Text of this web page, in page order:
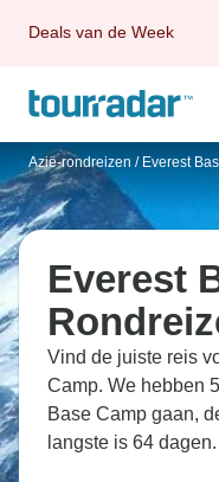
Deals van de Week
Azië-rondreizen / Everest
Everest
Vind de juiste reis
Camp. We hebben
Base Camp gaan,
langste is 64 dagen.